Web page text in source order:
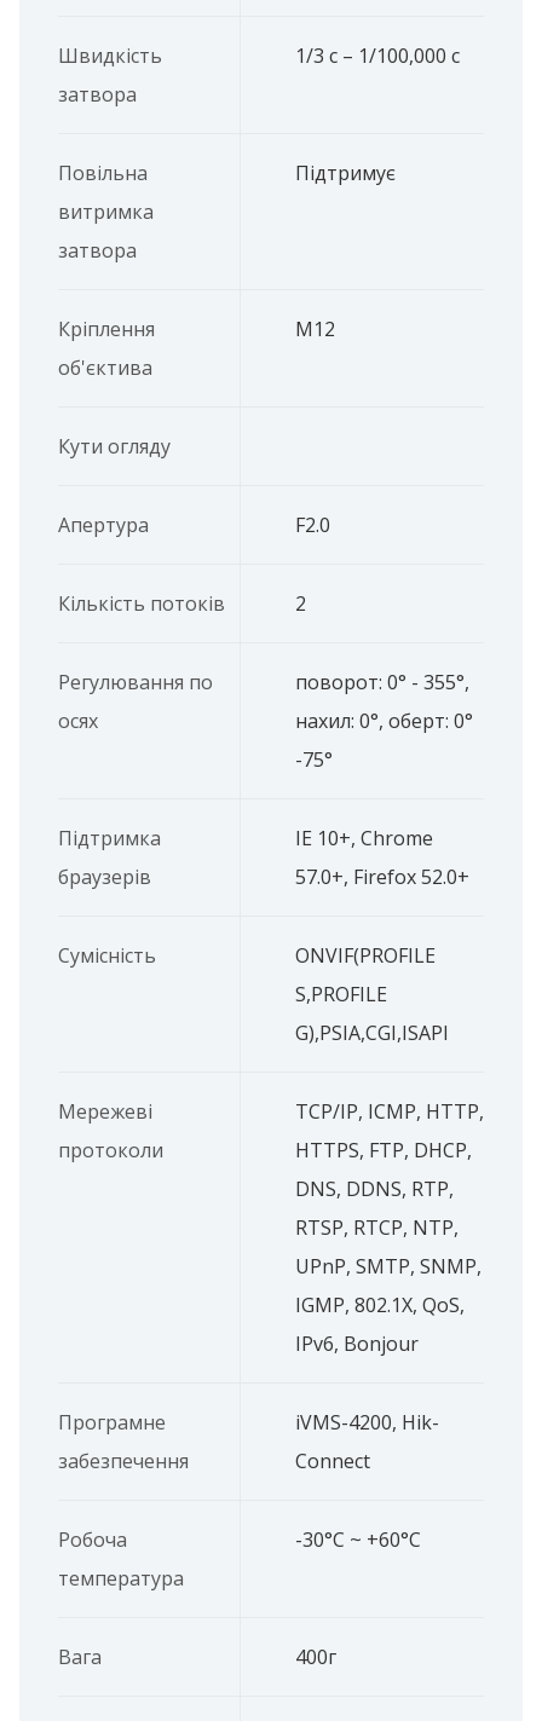
Швидкість
затвора
1/3 с – 1/100,000 с
Повільна
витримка
затвора
Підтримує
Кріплення
об'єктива
M12
Кути огляду
Апертура F2.0
Кількість потоків 2
Регулювання по
осях
поворот: 0° - 355°,
нахил: 0°, оберт: 0°
-75°
Підтримка
браузерів
IE 10+, Chrome
57.0+, Firefox 52.0+
Сумісність
ONVIF(PROFILE
S,PROFILE
G),PSIA,CGI,ISAPI
Мережеві
протоколи
TCP/IP, ICMP, HTTP,
HTTPS, FTP, DHCP,
DNS, DDNS, RTP,
RTSP, RTCP, NTP,
UPnP, SMTP, SNMP,
IGMP, 802.1X, QoS,
IPv6, Bonjour
Програмне
забезпечення
iVMS-4200, Hik-
Connect
Робоча
температура
-30°C ~ +60°C
Вага 400г